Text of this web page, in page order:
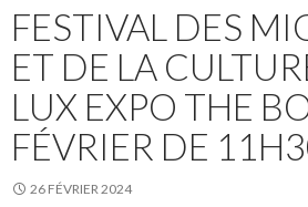
FESTIVAL DES
ET DE LA
LUX EXPO THE
FÉVRIER DE
26 FÉVRIER 2024